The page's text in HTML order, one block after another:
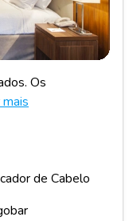
Os
de Cabelo